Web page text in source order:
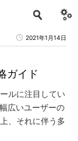
2021年1月14日
ガイド
ルに注目してい
広いユーザーの
、それに伴う多